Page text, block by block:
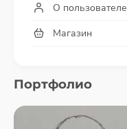
О пользователе
Магазин
Портфолио